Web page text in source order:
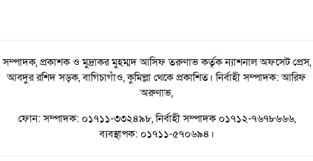
সম্পাদক, প্রকাশক ও মুদ্রাকর মুহম্মদ আসিফ তরুণাভ কর্তৃক ন্যাশনাল অফসেট প্রেস,
আবদুর রশিদ সড়ক, বাগিচাগাঁও, কুমিল্লা থেকে প্রকাশিত। নির্বাহী সম্পাদক: আরিফ
অরুণাভ,
ফোন: সম্পাদক: ০১৭১১-৩৩২৪৯৮, নির্বাহী সম্পাদক ০১৭১২-৭৬৭৮৬৬৬,
ব্যবস্থাপক: ০১৭১১-৫৭০৬৯৪।